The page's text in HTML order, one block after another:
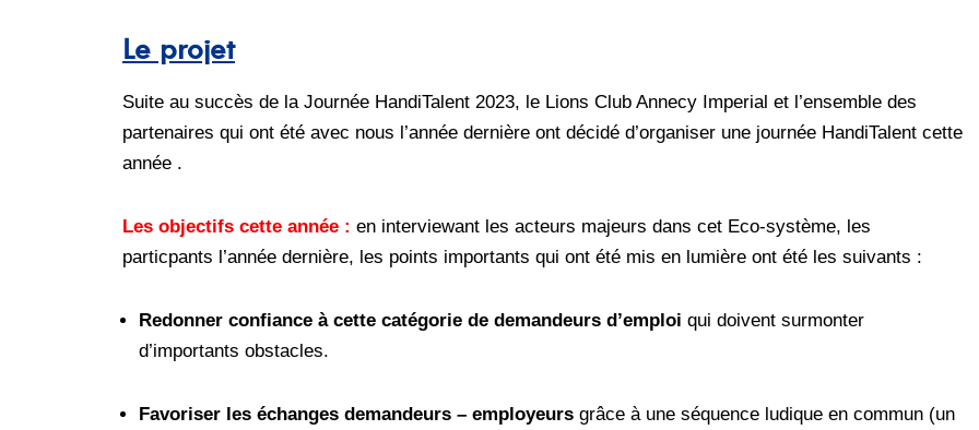
Le projet
Suite au succès de la Journée HandiTalent 2023, le Lions Club Annecy Imperial et l’ensemble des
partenaires qui ont été avec nous l’année dernière ont décidé d’organiser une journée HandiTalent cette
année .
Les objectifs cette année : en interviewant les acteurs majeurs dans cet Eco-système, les
particpants l’année dernière, les points importants qui ont été mis en lumière ont été les suivants :
Redonner confiance à cette catégorie de demandeurs d’emploi qui doivent surmonter
d’importants obstacles.
Favoriser les échanges demandeurs – employeurs grâce à une séquence ludique en commun (un